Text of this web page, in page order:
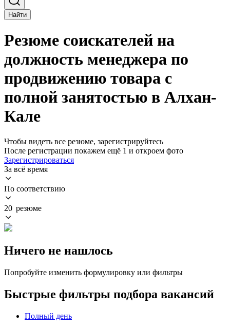
Найти
Резюме соискателей на
должность менеджера по
продвижению товара с
полной занятостью в Алхан-
Кале
Чтобы видеть все резюме, зарегистрируйтесь
После регистрации покажем ещё 1 и откроем фото
Зарегистрироваться
За всё время
По соответствию
20 резюме
Ничего не нашлось
Попробуйте изменить формулировку или фильтры
Быстрые фильтры подбора вакансий
Полный день